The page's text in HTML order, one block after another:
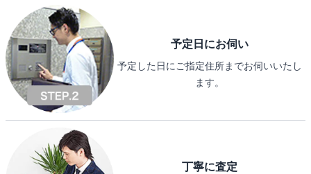
予定日にお伺い
予定した日にご指定住所までお伺いいたし
ます。
丁寧に査定